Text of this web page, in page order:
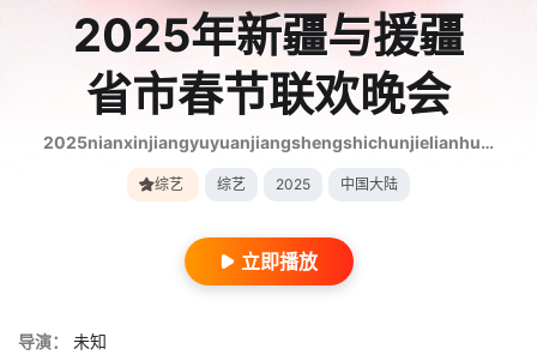
2025年新疆与援疆
省市春节联欢晚会
2025nianxinjiangyuyuanjiangshengshichunjielianhuanwanhui
综艺 综艺 2025 中国大陆
立即播放
导演：
未知